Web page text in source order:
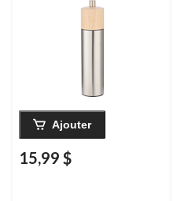
Ajouter
15,99 $